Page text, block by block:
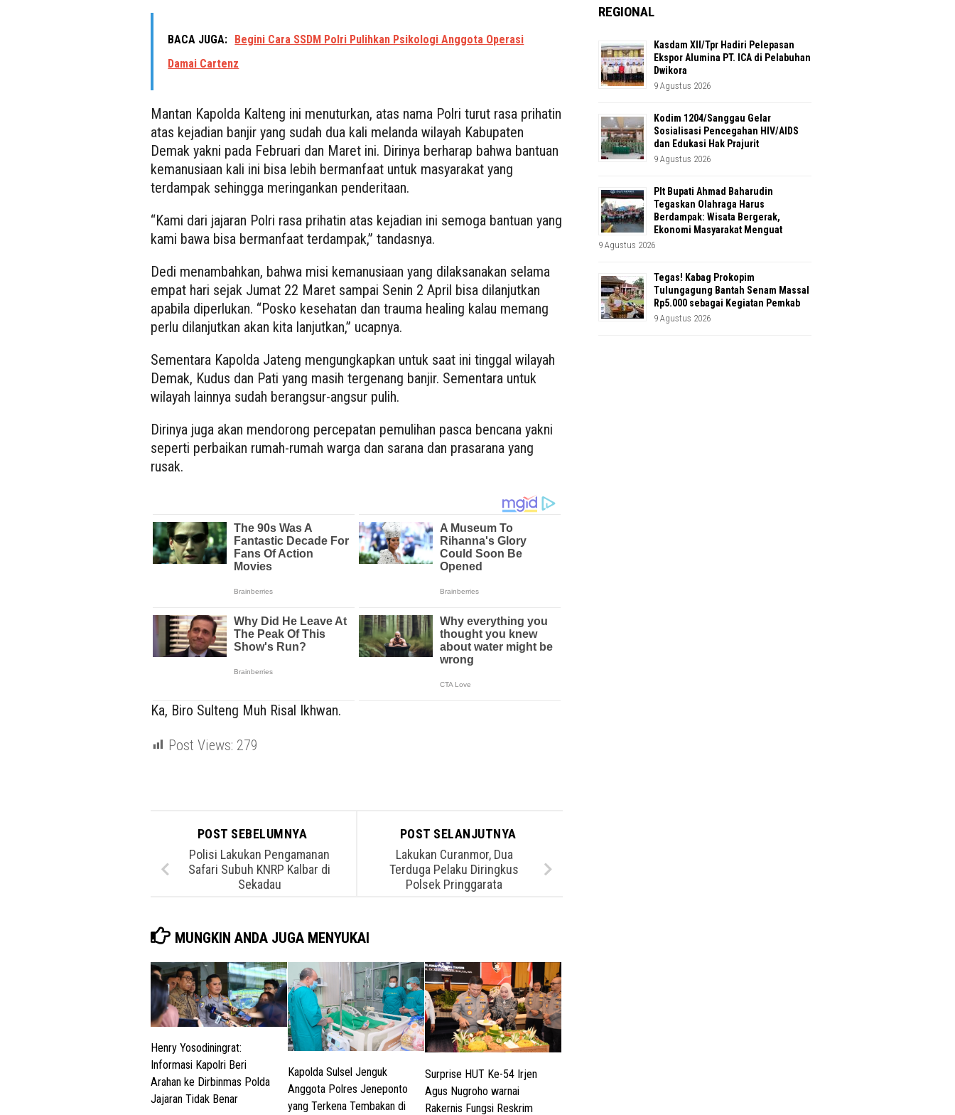
BACA JUGA:
Begini Cara SSDM Polri Pulihkan Psikologi Anggota Operasi
Damai Cartenz
Mantan Kapolda Kalteng ini menuturkan, atas nama Polri turut rasa prihatin
atas kejadian banjir yang sudah dua kali melanda wilayah Kabupaten
Demak yakni pada Februari dan Maret ini. Dirinya berharap bahwa bantuan
kemanusiaan kali ini bisa lebih bermanfaat untuk masyarakat yang
terdampak sehingga meringankan penderitaan.
“Kami dari jajaran Polri rasa prihatin atas kejadian ini semoga bantuan yang
kami bawa bisa bermanfaat terdampak,” tandasnya.
Dedi menambahkan, bahwa misi kemanusiaan yang dilaksanakan selama
empat hari sejak Jumat 22 Maret sampai Senin 2 April bisa dilanjutkan
apabila diperlukan. “Posko kesehatan dan trauma healing kalau memang
perlu dilanjutkan akan kita lanjutkan,” ucapnya.
Sementara Kapolda Jateng mengungkapkan untuk saat ini tinggal wilayah
Demak, Kudus dan Pati yang masih tergenang banjir. Sementara untuk
wilayah lainnya sudah berangsur-angsur pulih.
Dirinya juga akan mendorong percepatan pemulihan pasca bencana yakni
seperti perbaikan rumah-rumah warga dan sarana dan prasarana yang
rusak.
Ka, Biro Sulteng Muh Risal Ikhwan.
Post Views: 279
POST SELANJUTNYA
Lakukan Curanmor, Dua
Terduga Pelaku Diringkus
Polsek Pringgarata
POST SEBELUMNYA
Polisi Lakukan Pengamanan
Safari Subuh KNRP Kalbar di
Sekadau
MUNGKIN ANDA JUGA MENYUKAI
Henry Yosodiningrat:
Informasi Kapolri Beri
Arahan ke Dirbinmas Polda
Jajaran Tidak Benar
Kapolda Sulsel Jenguk
Anggota Polres Jeneponto
yang Terkena Tembakan di
Surprise HUT Ke-54 Irjen
Agus Nugroho warnai
Rakernis Fungsi Reskrim
REGIONAL
Kasdam XII/Tpr Hadiri Pelepasan
Ekspor Alumina PT. ICA di Pelabuhan
Dwikora
9 Agustus 2026
Kodim 1204/Sanggau Gelar
Sosialisasi Pencegahan HIV/AIDS
dan Edukasi Hak Prajurit
9 Agustus 2026
Plt Bupati Ahmad Baharudin
Tegaskan Olahraga Harus
Berdampak: Wisata Bergerak,
Ekonomi Masyarakat Menguat
9 Agustus 2026
Tegas! Kabag Prokopim
Tulungagung Bantah Senam Massal
Rp5.000 sebagai Kegiatan Pemkab
9 Agustus 2026